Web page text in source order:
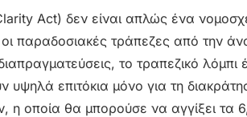
Act) δεν είναι απλώς ένα
παραδοσιακές τράπεζες από την
το τραπεζικό
επιτόκια μόνο για τη
η οποία θα μπορούσε να αγγίξει τα